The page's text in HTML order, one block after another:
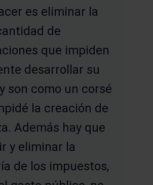
es eliminar la
de
que impiden
desarrollar su
son como un corsé
la creación de
Además hay que
y eliminar la
de los impuestos,